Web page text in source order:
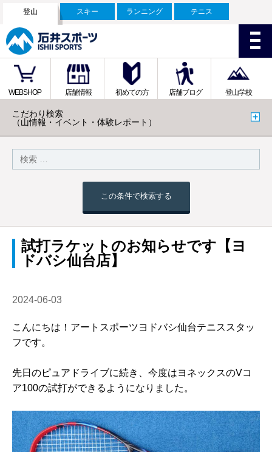
登山 スキー ランニング テニス
WEBSHOP 店舗情報 初めての方 店舗ブログ 登山学校
こだわり検索
（山情報・イベント・体験レポート）
この条件で検索する
試打ラケットのお知らせです【ヨ
ドバシ仙台店】
2024-06-03
こんにちは！アートスポーツヨドバシ仙台テニススタッ
フです。
先日のピュアドライブに続き、今度はヨネックスのVコ
ア100の試打ができるようになりました。